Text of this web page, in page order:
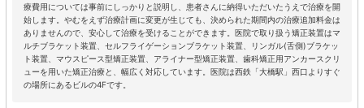
療費用については事前にしっかりと説明し、患者さんに納得いただいたうえで治療を開
始します。やむをえず治療計画に変更が生じても、決められた期間内の治療追加料金は
ありませんので、安心して治療を受けることができます。医院で取り扱う矯正装置はマ
ルチブラケット装置、セルフライゲーションブラケット装置、リンガル(舌側)ブラケッ
ト装置、マウスピース型矯正装置、アライナー型矯正装置、歯科矯正用アンカースクリ
ューを用いた矯正治療と、幅広く対応しています。医院は西鉄「大橋駅」西口よりすぐ
の場所にあるビルの4Fです。